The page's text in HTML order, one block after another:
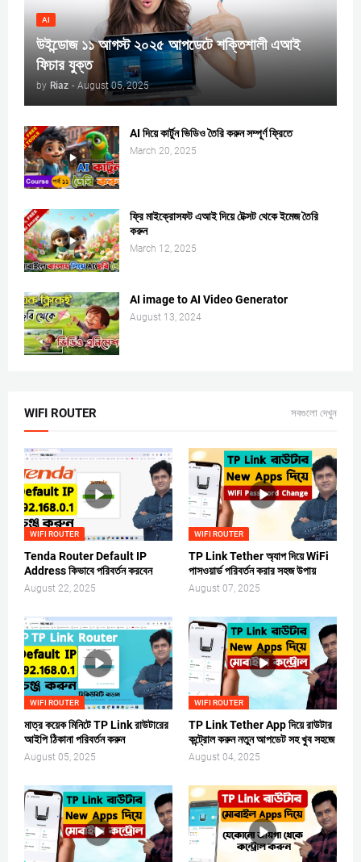
AI
উইন্ডোজ ১১ আগস্ট ২০২৫ আপডেটে শক্তিশালী এআই
ফিচার যুক্ত
by Riaz - August 05, 2025
AI দিয়ে কার্টুন ভিডিও তৈরি করুন সম্পূর্ণ ফ্রিতে
March 20, 2025
ফ্রি মাইক্রোসফট এআই দিয়ে টেক্সট থেকে ইমেজ তৈরি
করুন
March 12, 2025
AI image to AI Video Generator
August 13, 2024
WIFI ROUTER সবগুলো দেখুন
WIFI ROUTER
Tenda Router Default IP
Address কিভাবে পরিবর্তন করবেন
August 22, 2025
WIFI ROUTER
TP Link Tether অ্যাপ দিয়ে WiFi
পাসওয়ার্ড পরিবর্তন করার সহজ উপায়
August 07, 2025
WIFI ROUTER
মাত্র কয়েক মিনিটে TP Link রাউটারের
আইপি ঠিকানা পরিবর্তন করুন
August 05, 2025
WIFI ROUTER
TP Link Tether App দিয়ে রাউটার
কন্ট্রোল করুন নতুন আপডেট সহ খুব সহজে
August 04, 2025